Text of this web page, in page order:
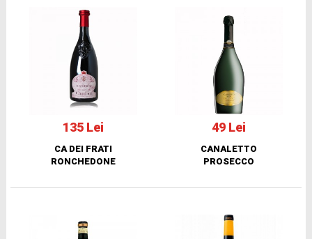
135 Lei
CA DEI FRATI
RONCHEDONE
49 Lei
CANALETTO
PROSECCO